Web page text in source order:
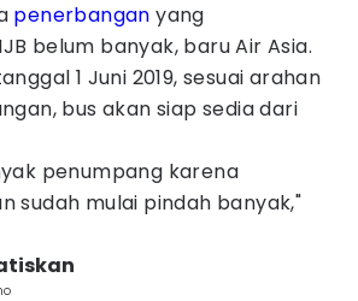
penerbangan yang
belum banyak, baru Air Asia.
1 Juni 2019, sesuai arahan
bus akan siap sedia dari
penumpang karena
sudah mulai pindah banyak,"